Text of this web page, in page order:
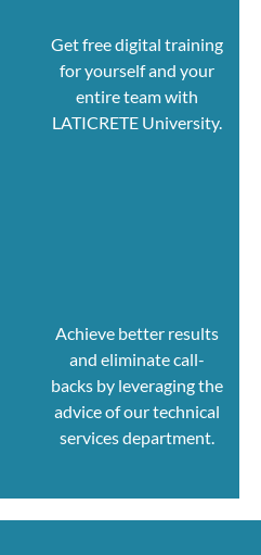
Get free digital training
for yourself and your
entire team with
LATICRETE University.
Achieve better results
and eliminate call-
backs by leveraging the
advice of our technical
services department.